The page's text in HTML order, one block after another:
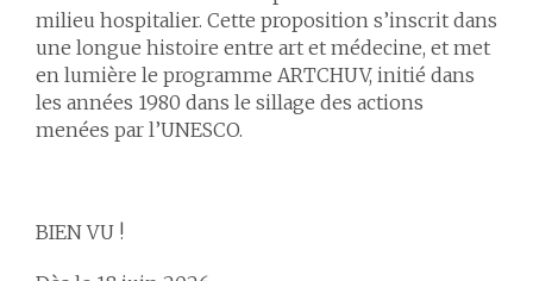
milieu hospitalier. Cette proposition s’inscrit dans
une longue histoire entre art et médecine, et met
en lumière le programme ARTCHUV, initié dans
les années 1980 dans le sillage des actions
menées par l’UNESCO.
BIEN VU !